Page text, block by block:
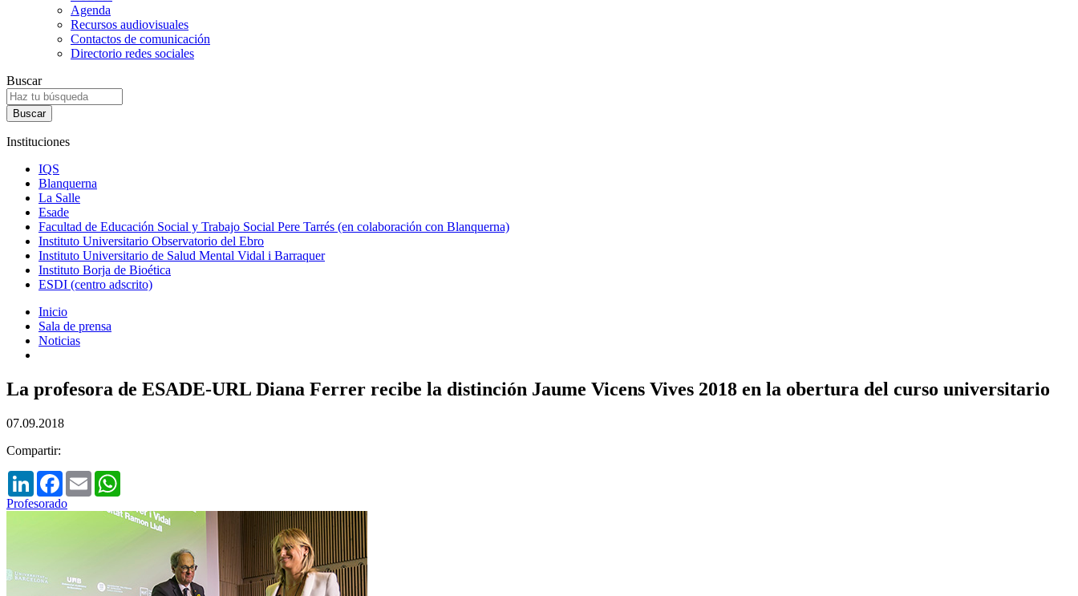
Agenda
Recursos audiovisuales
Contactos de comunicación
Directorio redes sociales
Buscar
Instituciones
IQS
Blanquerna
La Salle
Esade
Facultad de Educación Social y Trabajo Social Pere Tarrés (en colaboración con Blanquerna)
Instituto Universitario Observatorio del Ebro
Instituto Universitario de Salud Mental Vidal i Barraquer
Instituto Borja de Bioética
ESDI (centro adscrito)
Inicio
Sala de prensa
Noticias
La profesora de ESADE-URL Diana Ferrer recibe la distinción Jaume Vicens Vives 2018 en la obertura del curso universitario
07.09.2018
Compartir:
LinkedInFacebook
Email
Profesorado